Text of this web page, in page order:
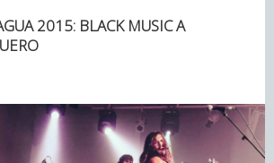
2015: BLACK MUSIC A